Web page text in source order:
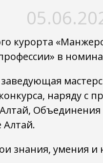
курорта
в
наряду с
Алтай.
знания, умения и